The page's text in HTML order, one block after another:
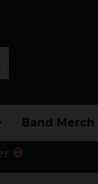
Band Merch
💀